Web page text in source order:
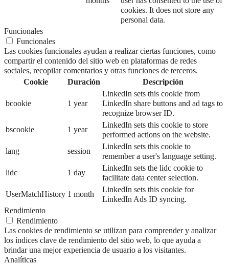
cookies. It does not store any
personal data.
Funcionales
Funcionales
Las cookies funcionales ayudan a realizar ciertas funciones, como
compartir el contenido del sitio web en plataformas de redes
sociales, recopilar comentarios y otras funciones de terceros.
Cookie
Duración Descripción
bcookie 1 year
LinkedIn sets this cookie from
LinkedIn share buttons and ad tags to
recognize browser ID.
bscookie
1 year
LinkedIn sets this cookie to store
performed actions on the website.
lang
session
LinkedIn sets this cookie to
remember a user's language setting.
lidc
1 day
LinkedIn sets the lidc cookie to
facilitate data center selection.
UserMatchHistory 1 month
LinkedIn sets this cookie for
LinkedIn Ads ID syncing.
Rendimiento
Rendimiento
Las cookies de rendimiento se utilizan para comprender y analizar
los índices clave de rendimiento del sitio web, lo que ayuda a
brindar una mejor experiencia de usuario a los visitantes.
Analíticas